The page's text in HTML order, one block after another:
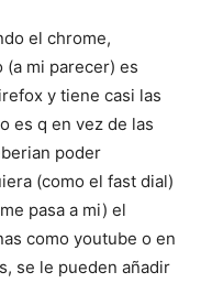
el chrome,
mi parecer) es
y tiene casi las
es q en vez de las
poder
(como el fast dial)
pasa a mi) el
como youtube o en
se le pueden añadir